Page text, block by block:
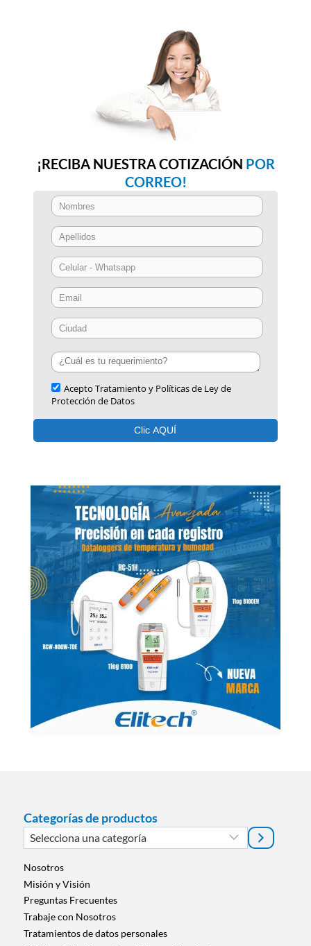
¡RECIBA NUESTRA COTIZACIÓN POR
CORREO!
Categorías de productos
Selecciona
una
categoría
Nosotros
Misión y Visión
Preguntas Frecuentes
Trabaje con Nosotros
Tratamientos de datos personales